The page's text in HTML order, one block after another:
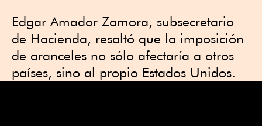
Edgar Amador Zamora, subsecretario
de Hacienda, resaltó que la imposición
de aranceles no sólo afectaría a otros
países, sino al propio Estados Unidos.